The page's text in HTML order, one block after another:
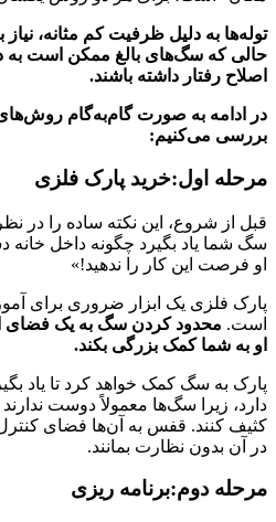
توله‌ها به دلیل ظرفیت کم مثانه، نیاز
حالی که سگ‌های بالغ ممکن است به
اصلاح رفتار داشته باشند.
در ادامه به صورت گام‌به‌گام
بررسی می‌کنیم:
مرحله اول:خرید پارک فلزی
قبل از شروع، این نکته ساده را در
سگ شما یاد بگیرد چگونه داخل خانه
او فرصت این کار را ندهید!»
پارک فلزی یک ابزار ضروری برای
است. محدود کردن سگ به یک فضای
او به شما کمک بزرگی بکند.
پارک به سگ کمک خواهد کرد تا یاد
دارد، زیرا سگ‌ها معمولاً دوست
کثیف کنند. قفس به آن‌ها فضای
در آن بدون نظارت بمانند.
مرحله دوم:برنامه ریزی